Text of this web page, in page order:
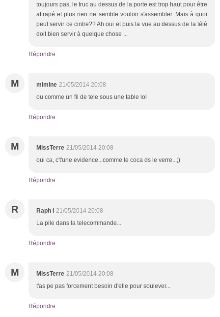
toujours pas, le truc au dessus de la porte est trop haut pour être
attrapé et plus rien ne semble vouloir s'assembler. Mais à quoi
peut servir ce cintre?? Ah oui et puis la vue au dessus de la télé
doit bien servir à quelque chose ...
Répondre
M mimine 21/05/2014 20:08
ou comme un fil de tele sous une table lol
Répondre
M MissTerre 21/05/2014 20:08
oui ca, c't'une evidence...comme le coca ds le verre...;)
Répondre
R Raph l 21/05/2014 20:08
La pile dans la telecommande...
Répondre
M MissTerre 21/05/2014 20:08
t'as pe pas forcement besoin d'elle pour soulever...
Répondre